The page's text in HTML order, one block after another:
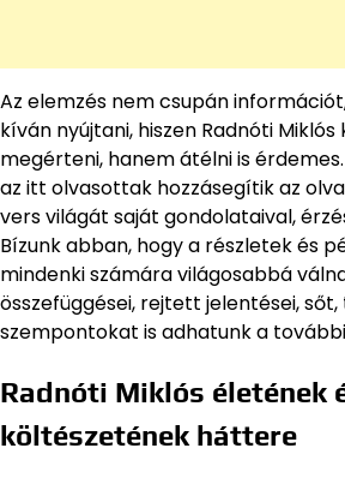
Az elemzés nem csupán
kíván nyújtani, hiszen Radnóti
megérteni, hanem átélni is
az itt olvasottak hozzásegítik az
vers világát saját gondolataival,
Bízunk abban, hogy a részletek és
mindenki számára világosabbá
összefüggései, rejtett jelentései, sőt,
szempontokat is adhatunk a
Radnóti Miklós életének
költészetének háttere